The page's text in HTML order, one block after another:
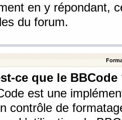
en y répondant,
du forum.
ce que le BBCode
est une
contrôle de